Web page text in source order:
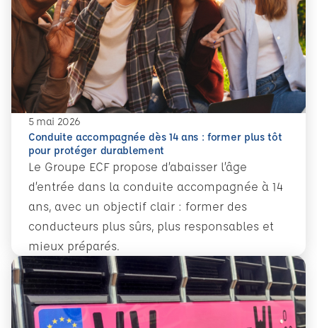
5 mai 2026
Conduite accompagnée dès 14 ans : former plus tôt
pour protéger durablement
Le Groupe ECF propose d’abaisser l’âge
d’entrée dans la conduite accompagnée à 14
ans, avec un objectif clair : former des
conducteurs plus sûrs, plus responsables et
mieux préparés.
En savoir plus
Conduite accompagnée dès 14 ans : former plus tôt pour